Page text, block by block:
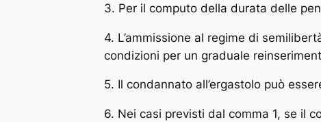
3. Per il computo della durata delle
4. L’ammissione al regime di
condizioni per un graduale
5. Il condannato all’ergastolo può
6. Nei casi previsti dal comma 1, se il